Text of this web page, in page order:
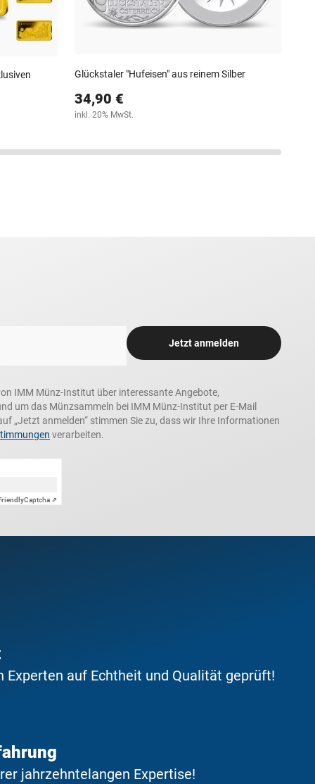
Glückstaler "Hufeisen" aus reinem Silber
34,90 €
inkl. 20% MwSt.
Jetzt anmelden
IMM Münz-Institut über interessante Angebote,
um das Münzsammeln bei IMM Münz-Institut per E-Mail
„Jetzt anmelden“ stimmen Sie zu, dass wir Ihre Informationen
verarbeiten.
Captcha ⇗
Experten auf Echtheit und Qualität geprüft!
jahrzehntelangen Expertise!